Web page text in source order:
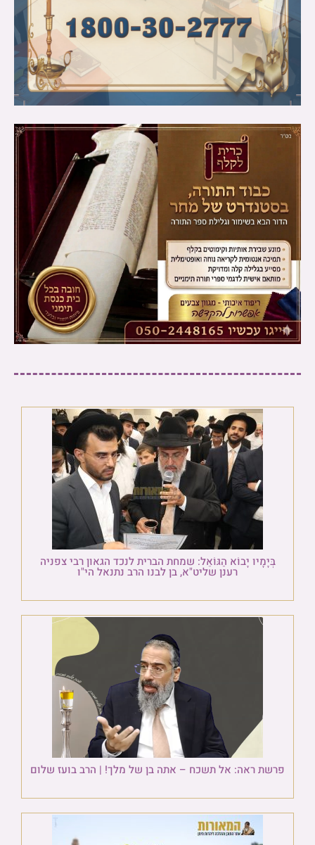
בְּיָמָיו יָבוֹא הַגּוֹאֵל: שמחת הברית לנכד הגאון רבי צפניה
רענן שליט"א, בן לבנו הרב נתנאל הי"ו
פרשת ראה: אל תשכח – אתה בן של מלך! | הרב בועז שלום